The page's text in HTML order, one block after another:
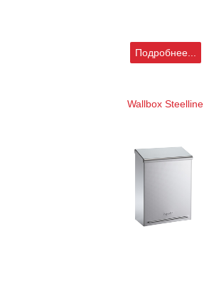
Подробнее...
Wallbox Steelline